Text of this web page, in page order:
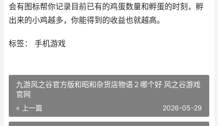
会有图标帮你记录目前已有的鸡蛋数量和孵蛋的时刻，孵
出来的小鸡越多，你能得到的收益也就越高。
标签： 手机游戏
九游风之谷官方版和昭和杂货店物语２哪个好 风之谷游戏
官网
« 上一篇 2026-05-29